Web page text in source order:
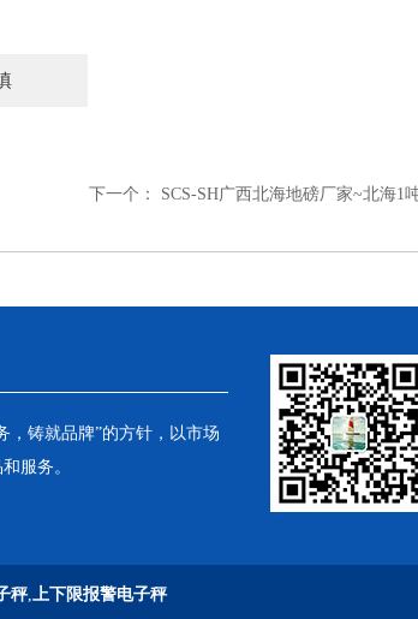
下一个： SCS-SH广西北海地磅厂家~北海1
，铸就品牌”的方针，以市场
服务。
秤,上下限报警电子秤